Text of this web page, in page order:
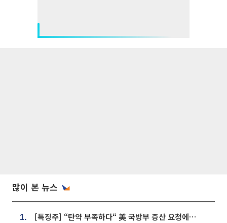
많이 본 뉴스
1. [특징주] “탄약 부족하다“ 美 국방부 증산 요청에⋯국내 방산주 급등세